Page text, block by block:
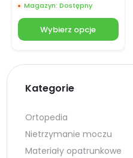
Magazyn: Dostępny
Wybierz opcje
Kategorie
Ortopedia
Nietrzymanie moczu
Materiały opatrunkowe